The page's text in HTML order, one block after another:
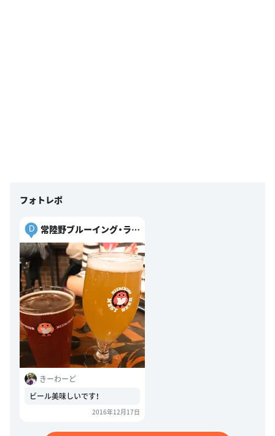
フォトレポ
D
常陸野ブルーイング・ラボ
（HITACHINO BREWING
LAB.）
きーわーど
ビール美味しいです！
2016年12月17日